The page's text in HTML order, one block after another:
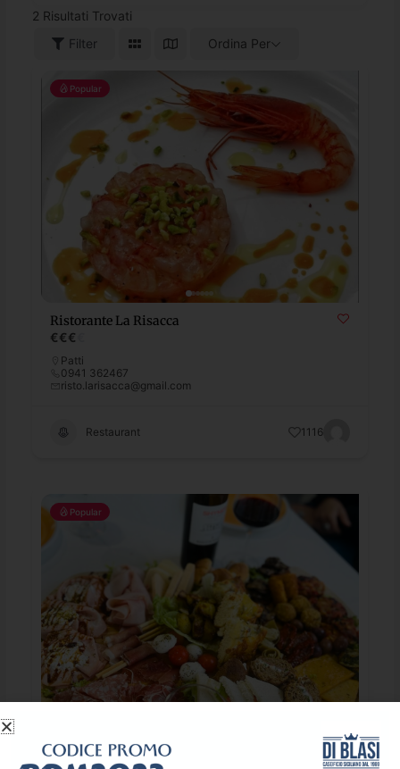
2 Risultati Trovati
Filter
Ordina Per
Popular
Ristorante La Risacca
€€€
Patti
0941 362467
risto.larisacca@gmail.com
Restaurant 1116
Popular
Ristorante Pizzeria Senza Regole
€€€€